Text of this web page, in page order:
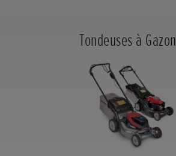
Tondeuses à Gazon